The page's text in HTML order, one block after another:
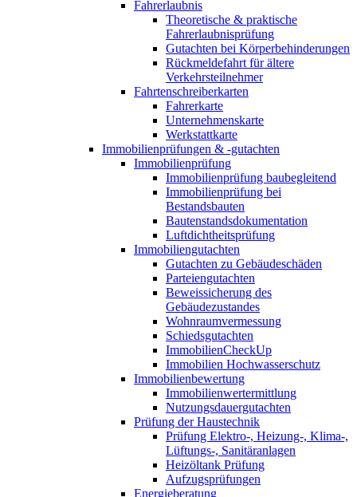
Fahrerlaubnis
Theoretische & praktische
Fahrerlaubnisprüfung
Gutachten bei Körperbehinderungen
Rückmeldefahrt für ältere
Verkehrsteilnehmer
Fahrtenschreiberkarten
Fahrerkarte
Unternehmenskarte
Werkstattkarte
Immobilienprüfungen & -gutachten
Immobilienprüfung
Immobilienprüfung baubegleitend
Immobilienprüfung bei
Bestandsbauten
Bautenstandsdokumentation
Luftdichtheitsprüfung
Immobiliengutachten
Gutachten zu Gebäudeschäden
Parteiengutachten
Beweissicherung des
Gebäudezustandes
Wohnraumvermessung
Schiedsgutachten
ImmobilienCheckUp
Immobilien Hochwasserschutz
Immobilienbewertung
Immobilienwertermittlung
Nutzungsdauergutachten
Prüfung der Haustechnik
Prüfung Elektro-, Heizung-, Klima-,
Lüftungs-, Sanitäranlagen
Heizöltank Prüfung
Aufzugsprüfungen
Energieberatung